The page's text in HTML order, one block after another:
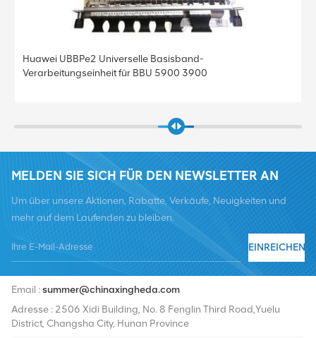
Huawei UBBPe4 Universelle Basisband-
Verarbeitungseinheit für BBU 5900 3900
MELDEN SIE SICH FÜR DEN NEWSLETTER AN
Um über unsere Aktionen, Rabatte, Verkäufe, Neuigkeiten und
mehr auf dem Laufenden zu bleiben.
EINREICHEN
Email :summer@chinaxingheda.com
Adresse : 2506 Xidi Building, No. 8 Fenglin Third Road,Yuelu
District, Changsha City, Hunan Province